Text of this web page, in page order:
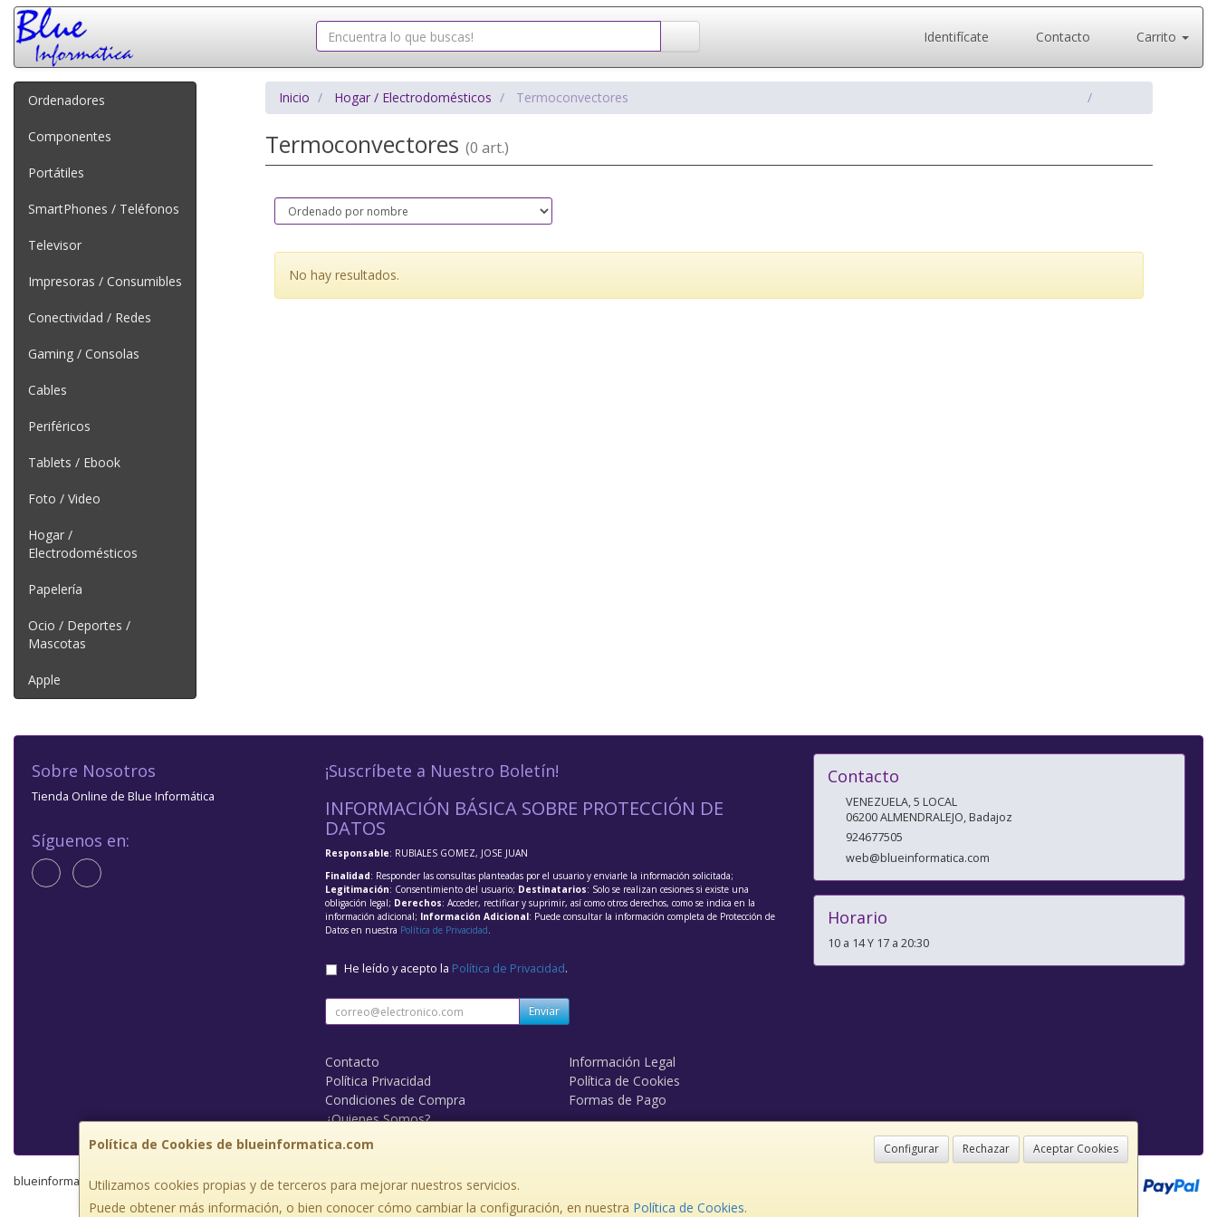
Identifícate Contacto Carrito
Ordenadores
Componentes
Portátiles
SmartPhones / Teléfonos
Televisor
Impresoras / Consumibles
Conectividad / Redes
Gaming / Consolas
Cables
Periféricos
Tablets / Ebook
Foto / Video
Hogar /
Electrodomésticos
Papelería
Ocio / Deportes /
Mascotas
Apple
Inicio Hogar / Electrodomésticos Termoconvectores
Termoconvectores (0 art.)
No hay resultados.
Política de Cookies de blueinformatica.com Configurar Rechazar Aceptar Cookies
Utilizamos cookies propias y de terceros para mejorar nuestros servicios.
Puede obtener más información, o bien conocer cómo cambiar la configuración, en nuestra Política de Cookies.
Sobre Nosotros
Tienda Online de Blue Informática
Síguenos en:
¡Suscríbete a Nuestro Boletín!
INFORMACIÓN BÁSICA SOBRE PROTECCIÓN DE
DATOS
Responsable: RUBIALES GOMEZ, JOSE JUAN
Finalidad: Responder las consultas planteadas por el usuario y enviarle la información solicitada;
Legitimación: Consentimiento del usuario; Destinatarios: Solo se realizan cesiones si existe una
obligación legal; Derechos: Acceder, rectificar y suprimir, así como otros derechos, como se indica en la
información adicional; Información Adicional: Puede consultar la información completa de Protección de
Datos en nuestra Política de Privacidad.
He leído y acepto la Política de Privacidad.
Enviar
Contacto
Información Legal
Política Privacidad
Política de Cookies
Condiciones de Compra
Formas de Pago
¿Quienes Somos?
Contacto
VENEZUELA, 5 LOCAL
06200ALMENDRALEJO,Badajoz
924677505
web@blueinformatica.com
Horario
10 a 14 Y 17 a 20:30
blueinformatica.com © 2026
, , , , España. - C.I.F.: 33978505F - Tfno: